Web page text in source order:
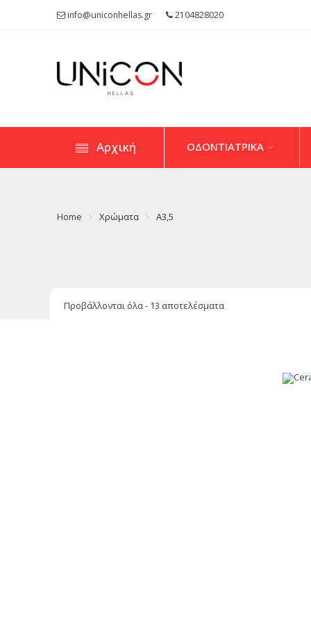
info@uniconhellas.gr 2104828020
Αρχική ΟΔΟΝΤΙΑΤΡΙΚΑ
Home Χρώματα A3,5
Προβάλλονται όλα - 13 αποτελέσματα